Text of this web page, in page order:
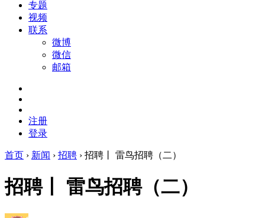
专题
视频
联系
微博
微信
邮箱
注册
登录
首页 › 新闻 › 招聘 › 招聘丨 雷鸟招聘（二）
招聘丨 雷鸟招聘（二）